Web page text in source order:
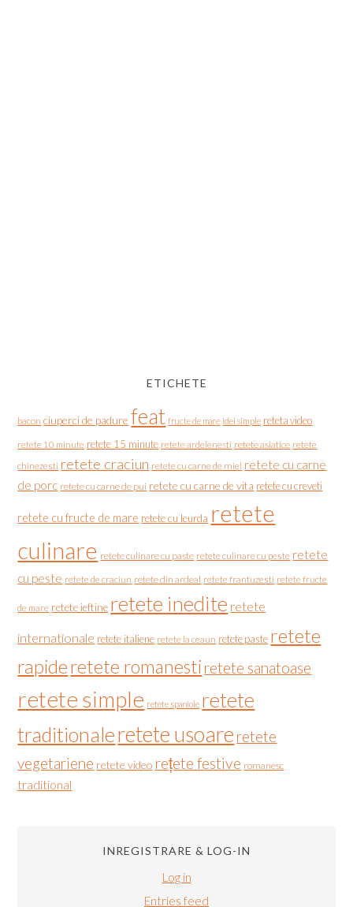
ETICHETE
bacon ciuperci de padure feat fructe de mare idei simple reteta video
retete 10 minute retete 15 minute retete ardelenesti retete asiatice retete
chinezesti retete craciun retete cu carne de miel retete cu carne
de porc retete cu carne de pui retete cu carne de vita retete cu creveti
retete cu fructe de mare retete cu leurda retete
culinare retete culinare cu paste retete culinare cu peste retete
cu peste retete de craciun retete din ardeal retete frantuzesti retete fructe
de mare retete ieftine retete inedite retete
internationale retete italiene retete la ceaun retete paste retete
rapideretete romanesti retete sanatoase
retete simple retete spaniole retete
traditionaleretete usoare retete
vegetariene retete video rețete festive romanesc
traditional
INREGISTRARE & LOG-IN
Log in
Entries feed